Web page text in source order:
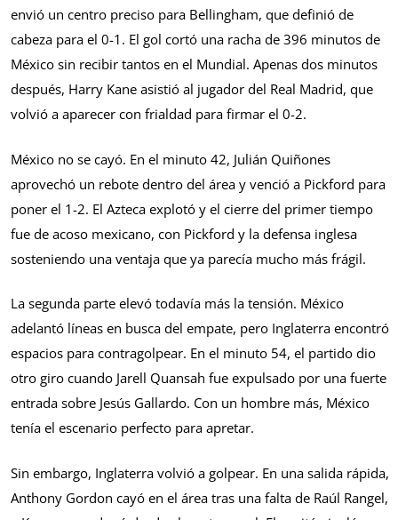
envió un centro preciso para Bellingham, que definió de
cabeza para el 0-1. El gol cortó una racha de 396 minutos de
México sin recibir tantos en el Mundial. Apenas dos minutos
después, Harry Kane asistió al jugador del Real Madrid, que
volvió a aparecer con frialdad para firmar el 0-2.
México no se cayó. En el minuto 42, Julián Quiñones
aprovechó un rebote dentro del área y venció a Pickford para
poner el 1-2. El Azteca explotó y el cierre del primer tiempo
fue de acoso mexicano, con Pickford y la defensa inglesa
sosteniendo una ventaja que ya parecía mucho más frágil.
La segunda parte elevó todavía más la tensión. México
adelantó líneas en busca del empate, pero Inglaterra encontró
espacios para contragolpear. En el minuto 54, el partido dio
otro giro cuando Jarell Quansah fue expulsado por una fuerte
entrada sobre Jesús Gallardo. Con un hombre más, México
tenía el escenario perfecto para apretar.
Sin embargo, Inglaterra volvió a golpear. En una salida rápida,
Anthony Gordon cayó en el área tras una falta de Raúl Rangel,